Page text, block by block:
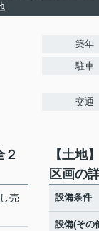
築年
駐車
交通
２
売
【土地
区画の
設備条件
設備(その